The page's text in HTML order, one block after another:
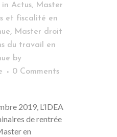
in Actus, Master
et fiscalité en
, Master droit
du travail en
by
0 Comments
2019, L’IDEA
de rentrée
en